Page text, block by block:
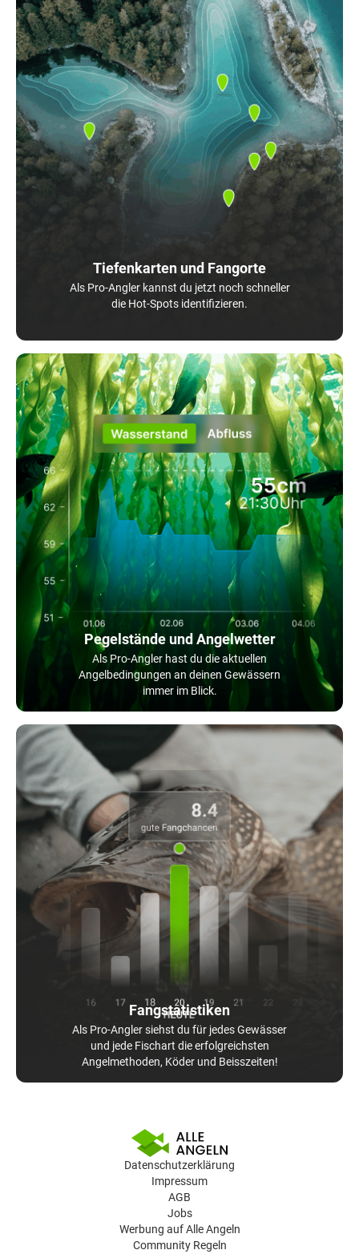
Tiefenkarten und Fangorte
Als Pro-Angler kannst du jetzt noch schneller
die Hot-Spots identifizieren.
Pegelstände und Angelwetter
Als Pro-Angler hast du die aktuellen
Angelbedingungen an deinen Gewässern
immer im Blick.
Fangstatistiken
Als Pro-Angler siehst du für jedes Gewässer
und jede Fischart die erfolgreichsten
Angelmethoden, Köder und Beisszeiten!
Datenschutzerklärung
Impressum
AGB
Jobs
Werbung auf Alle Angeln
Community Regeln